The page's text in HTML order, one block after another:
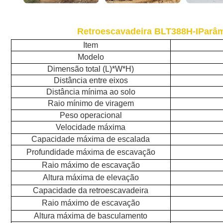
Retroescavadeira BLT388H-I
Item
Modelo
Dimensão total (L)*W*H)
Distância entre eixos
Distância mínima ao solo
Raio mínimo de viragem
Peso operacional
Velocidade máxima
Capacidade máxima de escalada
Profundidade máxima de escavação
Raio máximo de escavação
Altura máxima de elevação
Capacidade da retroescavadeira
Raio máximo de escavação
Altura máxima de basculamento